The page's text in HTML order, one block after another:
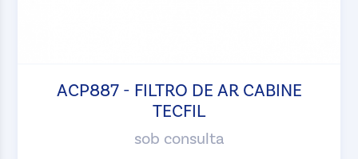
ACP887 - FILTRO DE AR CABINE
TECFIL
sob consulta